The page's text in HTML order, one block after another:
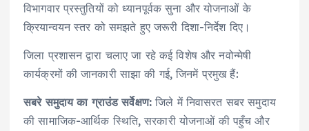
विभागवार प्रस्तुतियों को ध्यानपूर्वक सुना और योजनाओं के
क्रियान्वयन स्तर को समझते हुए जरूरी दिशा-निर्देश दिए।
जिला प्रशासन द्वारा चलाए जा रहे कई विशेष और नवोन्मेषी
कार्यक्रमों की जानकारी साझा की गई, जिनमें प्रमुख हैं:
सबरे समुदाय का ग्राउंड सर्वेक्षण: जिले में निवासरत सबर समुदाय
की सामाजिक-आर्थिक स्थिति, सरकारी योजनाओं की पहुँच और